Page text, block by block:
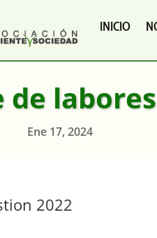
INICIO
Ene 17, 2024
2022